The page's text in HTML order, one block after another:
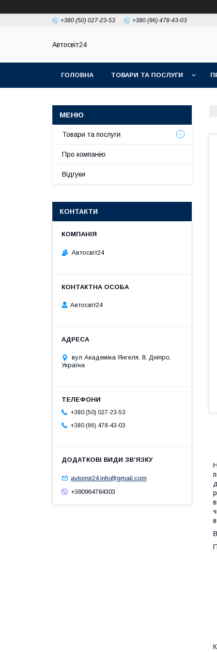
+380 (50) 027-23-53 +380 (96) 478-43-03
Автосвіт24
ГОЛОВНА ТОВАРИ ТА ПОСЛУГИ
Товари та послуги
Про компанію
Відгуки
КОНТАКТИ
Автосвіт24
Автосвіт24
вул Академіка Янгеля, 8, Дніпро,
Україна
+380 (50) 027-23-53
+380 (96) 478-43-03
avtomir24.info@gmail.com
+380964784303